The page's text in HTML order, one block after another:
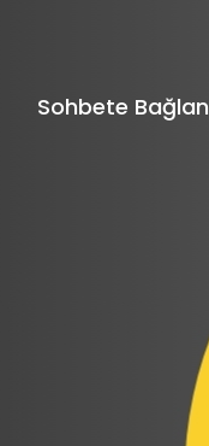
Sohbete Bağlan